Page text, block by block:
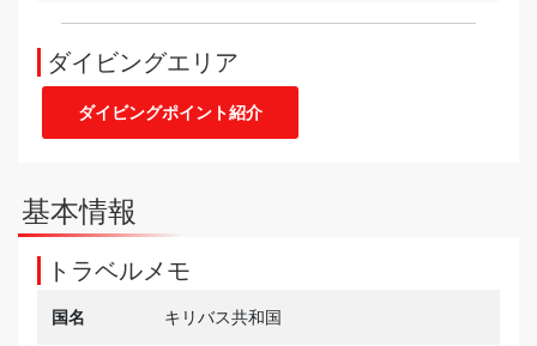
ダイビングエリア
ダイビングポイント紹介
基本情報
トラベルメモ
国名 キリバス共和国